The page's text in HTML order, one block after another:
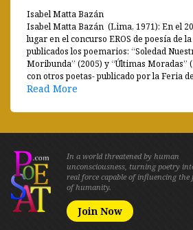
Isabel Matta Bazán
Isabel Matta Bazán (Lima, 1971): En el
lugar en el concurso EROS de poesía de
publicados los poemarios: “Soledad
Moribunda” (2005) y “Últimas Moradas”
con otros poetas- publicado por la Feria
Read More
In a world threatened by human
unconsciousness, turning poetry
real force capable of influencing the
of humanity.
Join Now